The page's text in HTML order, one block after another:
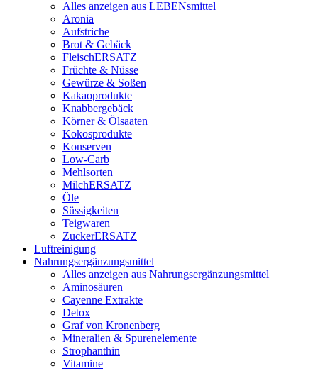
Alles anzeigen aus LEBENsmittel
Aronia
Aufstriche
Brot & Gebäck
FleischERSATZ
Früchte & Nüsse
Gewürze & Soßen
Kakaoprodukte
Knabbergebäck
Körner & Ölsaaten
Kokosprodukte
Konserven
Low-Carb
Mehlsorten
MilchERSATZ
Öle
Süssigkeiten
Teigwaren
ZuckerERSATZ
Luftreinigung
Nahrungsergänzungsmittel
Alles anzeigen aus Nahrungsergänzungsmittel
Aminosäuren
Cayenne Extrakte
Detox
Graf von Kronenberg
Mineralien & Spurenelemente
Strophanthin
Vitamine